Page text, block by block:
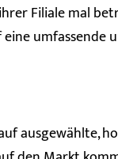
Filiale mal
eine
ausgewählte,